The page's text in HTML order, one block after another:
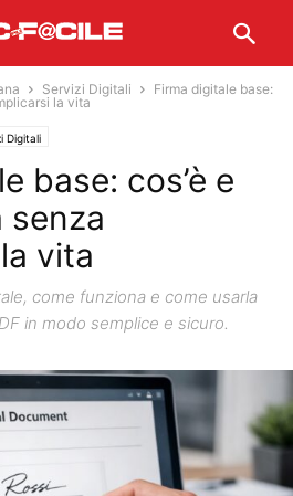
Servizi Digitali
Firma digitale base:
la vita
Digitali
base: cos’è e
senza
vita
come funziona e come usarla
in modo semplice e sicuro.